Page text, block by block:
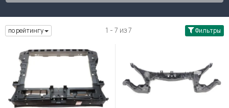
по рейтингу 1 - 7 из 7 Фильтры